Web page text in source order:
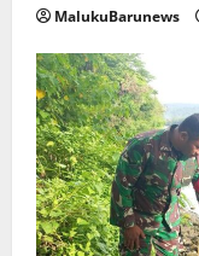
MalukuBarunews